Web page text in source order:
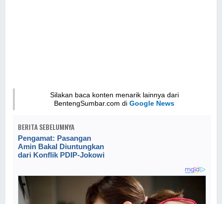
Silakan baca konten menarik lainnya dari
BentengSumbar.com diGoogle News
BERITA SEBELUMNYA
Pengamat: Pasangan
Amin Bakal Diuntungkan
dari Konflik PDIP-Jokowi